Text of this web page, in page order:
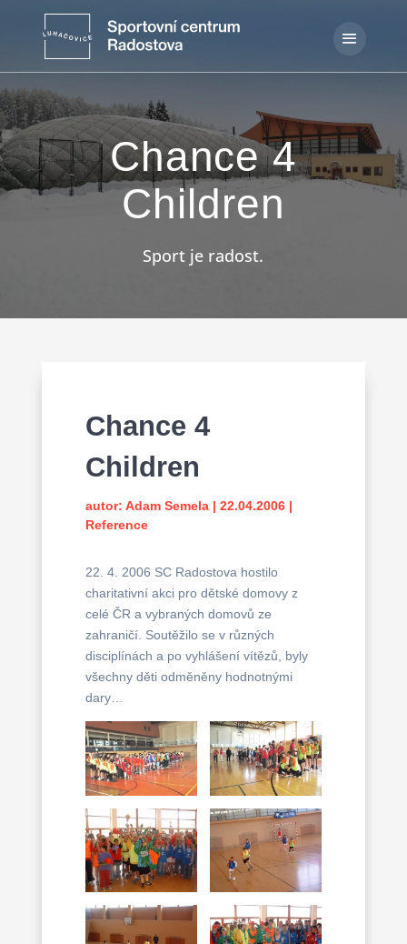
Chance 4
Children
Sport je radost.
Chance 4
Children
autor: Adam Semela| 22.04.2006|
Reference
22. 4. 2006 SC Radostova hostilo
charitativní akci pro dětské domovy z
celé ČR a vybraných domovů ze
zahraničí. Soutěžilo se v různých
disciplínách a po vyhlášení vítězů, byly
všechny děti odměněny hodnotnými
dary…